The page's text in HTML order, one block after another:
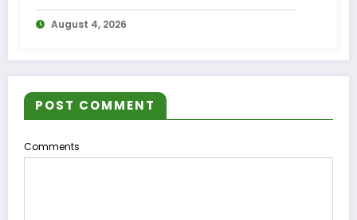
August 4, 2026
POST COMMENT
Comments